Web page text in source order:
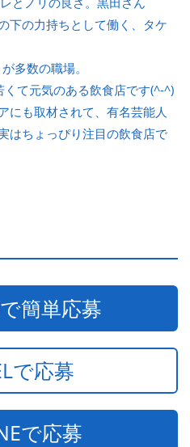
下の力持ちとして働く、タケ
多数の職場。
て元気のある飲食店です(^-^)
にも取材されて、有名芸能人
はちょっぴり注目の飲食店で
簡単応募
で応募
で応募